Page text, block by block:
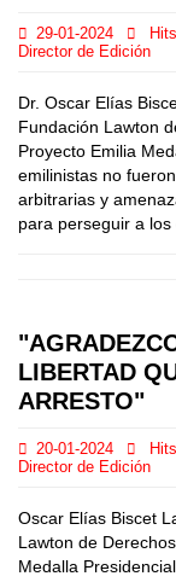
29-01-2024
Director de Edición
Dr. Oscar Elías
Fundación Lawton
Proyecto Emilia
emilinistas no
arbitrarias y
para perseguir a los
LIBERTAD
ARRESTO"
20-01-2024
Director de Edición
Oscar Elías Biscet
Lawton de
Medalla